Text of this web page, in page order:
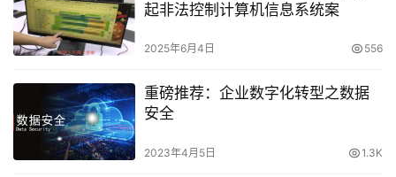
起非法控制计算机信息系统案
2025年6月4日 556
重磅推荐：企业数字化转型之数据
安全
2023年4月5日 1.3K